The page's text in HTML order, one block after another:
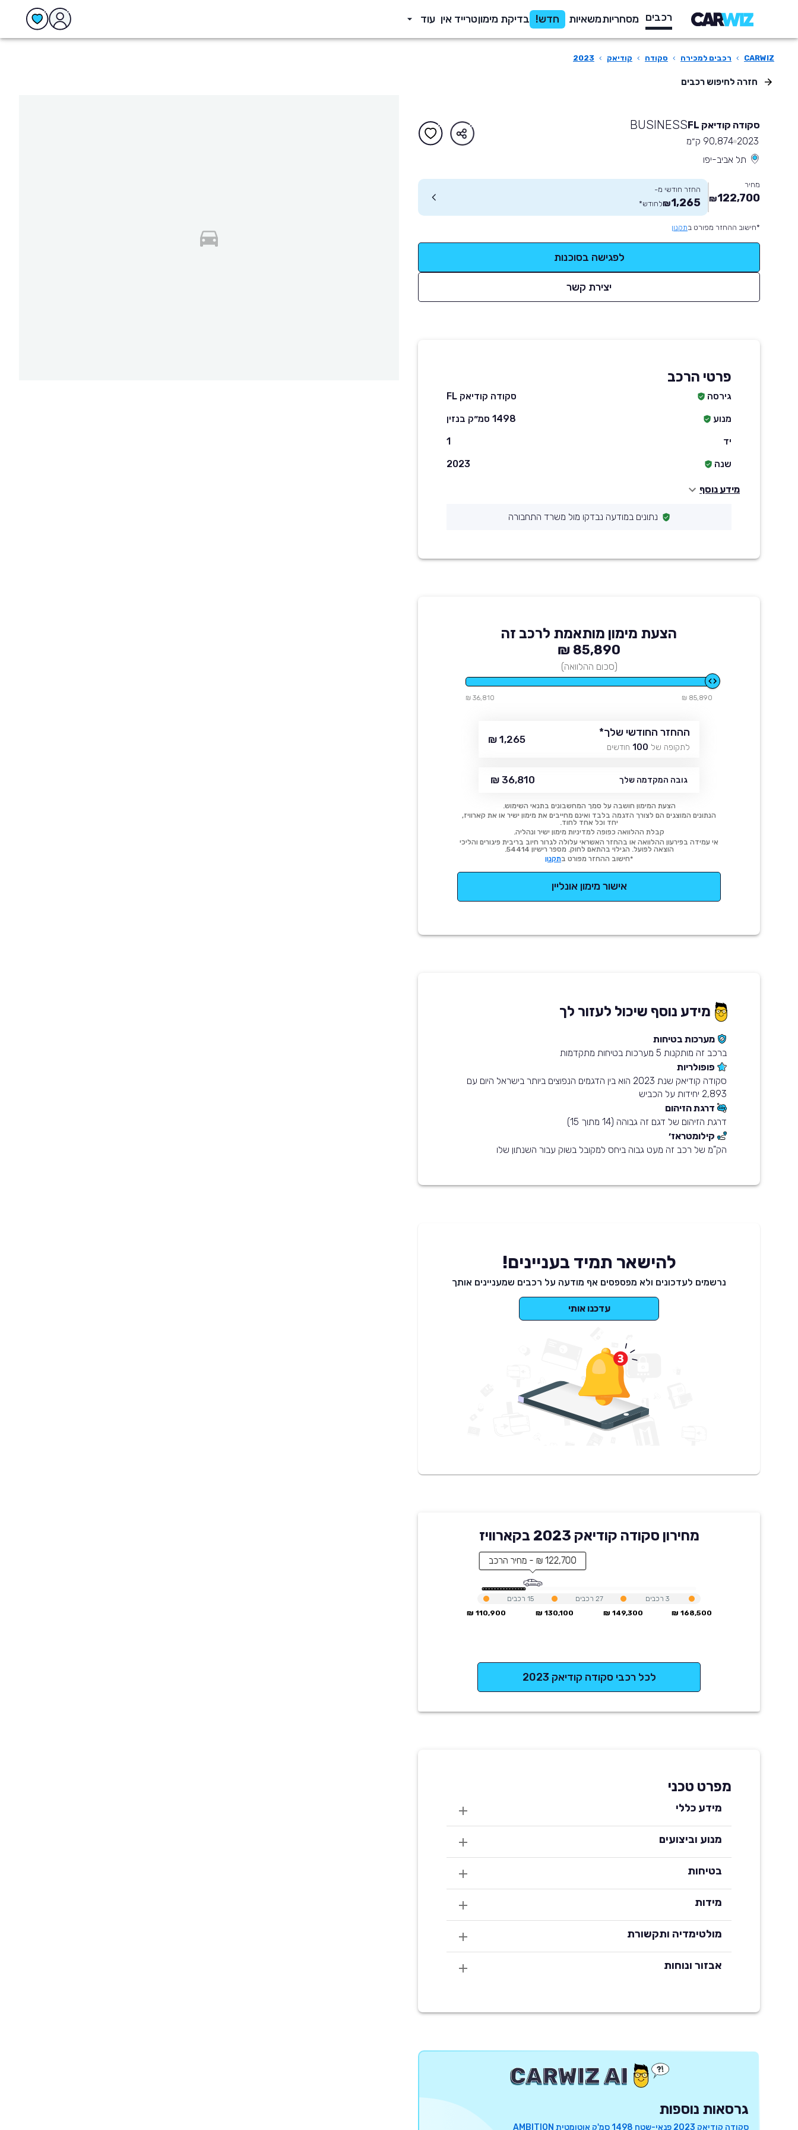
רכבים מסחריותמשאיות חדש! בדיקת מימוןטרייד אין עוד
CARWIZ
› רכבים למכירה › סקודה › קודיאק ›
2023
חזרה לחיפוש רכבים
סקודה קודיאק FL BUSINESS
2023 90,874 ק״מ
תל אביב-יפו
מחיר
122,700
₪
החזר חודשי מ-
1,265
₪לחודש*
*חישוב ההחזר מפורט בתקנון
לפגישה בסוכנות
יצירת קשר
פרטי הרכב
גירסה
סקודה קודיאק FL
מנוע
1498 סמ״ק בנזין
יד
1
שנה
2023
מידע נוסף
נתונים במודעה נבדקו מול משרד התחבורה
הצעת מימון מותאמת לרכב זה
85,890 ₪
(סכום ההלוואה)
85,890 ₪
36,810 ₪
ההחזר החודשי שלך*
לתקופה של 100 חודשים
1,265 ₪
גובה המקדמה שלך 36,810 ₪
הצעת המימון חושבה על סמך המחשבונים בתנאי השימוש.
הנתונים המוצגים הם לצורך הדגמה בלבד ואינם מחייבים את מימון ישיר או את קארוויז,
יחד וכל אחד לחוד.
קבלת ההלוואה כפופה למדיניות מימון ישיר ונהליה.
אי עמידה בפירעון ההלוואה או בהחזר האשראי עלולה לגרור חיוב בריבית פיגורים והליכי
הוצאה לפועל. הגילוי בהתאם לחוק. מספר רישיון 54414.
*חישוב ההחזר מפורט בתקנון
אישור מימון אונליין
מידע נוסף שיכול לעזור לך
מערכות בטיחות
ברכב זה מותקנות 5 מערכות בטיחות מתקדמות
פופולריות
סקודה קודיאק שנת 2023 הוא בין הדגמים הנפוצים ביותר בישראל היום עם
2,893 יחידות על הכביש
דרגת הזיהום
דרגת הזיהום של דגם זה גבוהה (14 מתוך 15)
קילומטראז׳
הק"מ של רכב זה מעט גבוה ביחס למקובל בשוק עבור השנתון שלו
להישאר תמיד בעניינים!
נרשמים לעדכונים ולא מפספסים אף מודעה על רכבים שמעניינים אותך
עדכנו אותי
מחירון סקודה קודיאק 2023 בקארוויז
122,700 ₪ - מחיר הרכב
110,900 ₪
15רכבים
130,100 ₪
27 רכבים
149,300 ₪
3רכבים
168,500 ₪
לכל רכבי סקודה קודיאק 2023
מפרט טכני
מידע כללי
מנוע וביצועים
בטיחות
מידות
מולטימדיה ותקשורת
אבזור ונוחות
גרסאות נוספות
סקודה קודיאק 2023 פנאי-שטח 1498 סמ'ק אוטומטית AMBITION